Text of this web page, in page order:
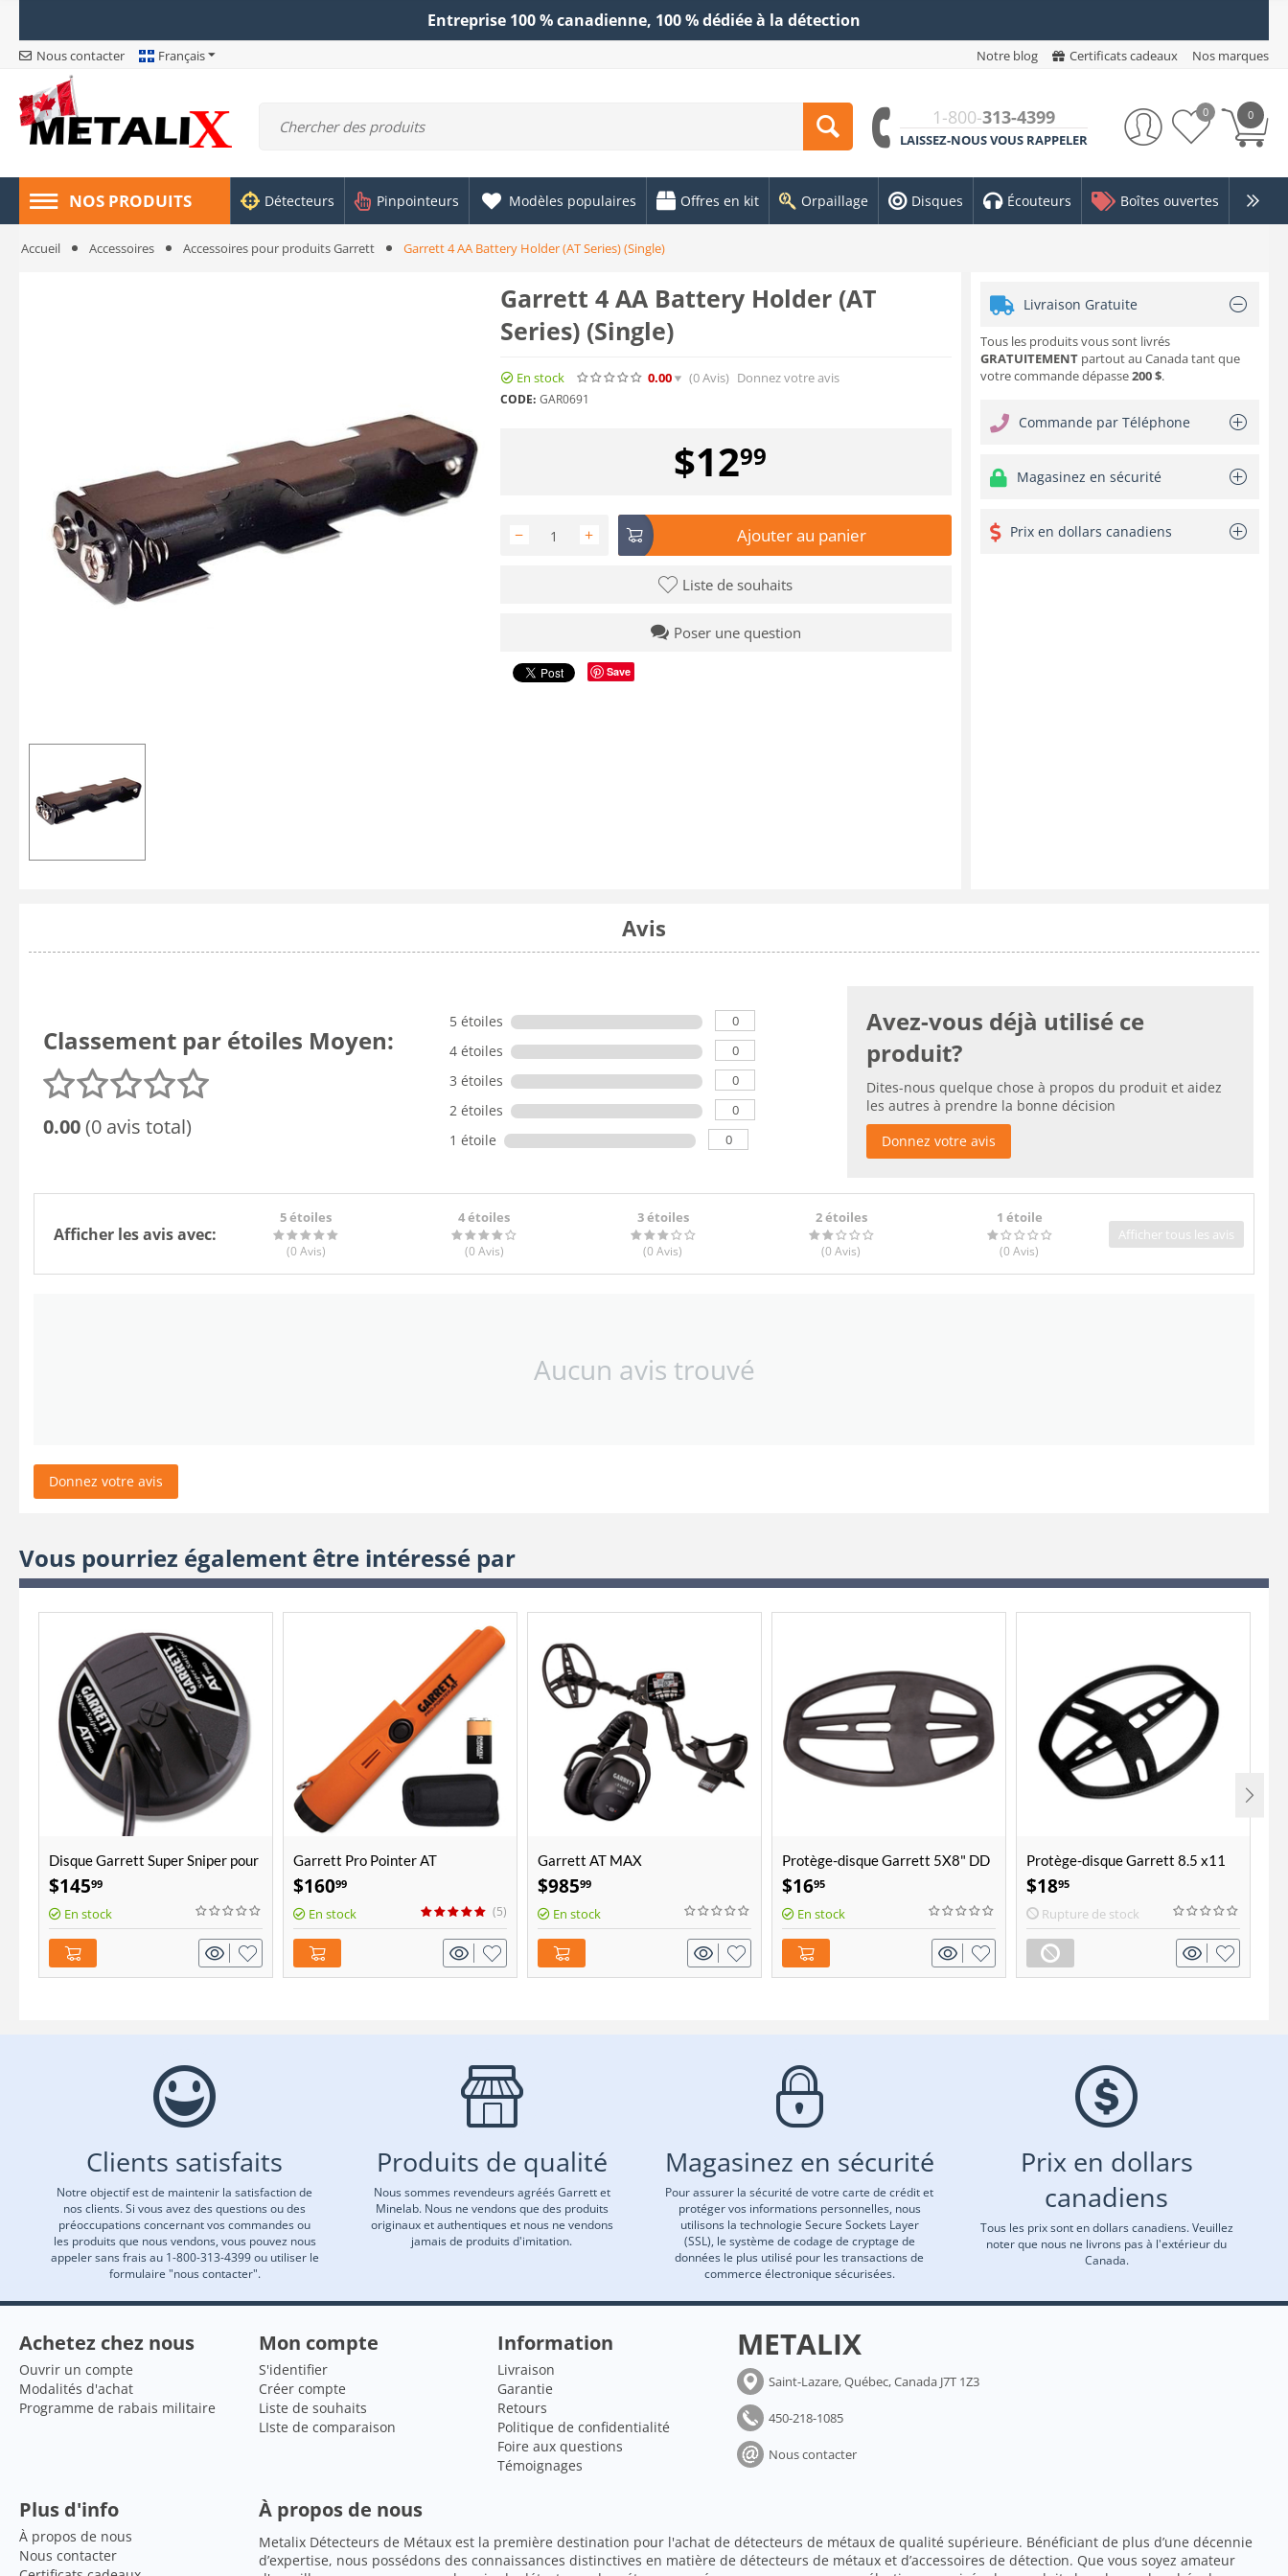
Entreprise 100 % canadienne, 100 % dédiée à la détection
Nous contacter Français Notre blog Certificats cadeaux Nos marques
1-800-313-4399
LAISSEZ-NOUS VOUS RAPPELER
0
0
NOS PRODUITS Détecteurs Pinpointeurs Modèles populaires Offres en kit Orpaillage Disques Écouteurs Boîtes ouvertes
Accueil Accessoires Accessoires pour produits Garrett Garrett 4 AA Battery Holder (AT Series) (Single)
Garrett 4 AA Battery Holder (AT
Series) (Single)
En stock 0.00 (0Avis) Donnez votre avis
CODE: GAR0691
$1299
+
− Ajouter au panier
Liste de souhaits
Poser une question
Save
Livraison Gratuite
Tous les produits vous sont livrés
GRATUITEMENT partout au Canada tant que
votre commande dépasse200 $.
Commande par Téléphone
Magasinez en sécurité
Prix en dollars canadiens
Avis
Classement par étoiles Moyen:
0.00(0 avis total)
5 étoiles 0
4 étoiles 0
3 étoiles 0
2 étoiles 0
1 étoile 0
Avez-vous déjà utilisé ce
produit?
Dites-nous quelque chose à propos du produit et aidez
les autres à prendre la bonne décision
Donnez votre avis
Afficher les avis avec:
5 étoiles
(0 Avis)
4 étoiles
(0 Avis)
3 étoiles
(0 Avis)
2 étoiles
(0 Avis)
1 étoile
(0 Avis)
Afficher tous les avis
Aucun avis trouvé
Donnez votre avis
Vous pourriez également être intéressé par
Disque Garrett Super Sniper pour
AT Pro / Gold 4.5''
$14599
En stock
Garrett Pro Pointer AT
$16099
En stock (5)
Garrett AT MAX
$98599
En stock
Protège-disque Garrett 5X8" DD
$1695
En stock
Protège-disque Garrett 8.5 x11
$1895
Rupture de stock
Clients satisfaits
Notre objectif est de maintenir la satisfaction de
nos clients. Si vous avez des questions ou des
préoccupations concernant vos commandes ou
les produits que nous vendons, vous pouvez nous
appeler sans frais au 1-800-313-4399 ou utiliser le
formulaire "nous contacter".
Produits de qualité
Nous sommes revendeurs agréés Garrett et
Minelab. Nous ne vendons que des produits
originaux et authentiques et nous ne vendons
jamais de produits d'imitation.
Magasinez en sécurité
Pour assurer la sécurité de votre carte de crédit et
protéger vos informations personnelles, nous
utilisons la technologie Secure Sockets Layer
(SSL), le système de codage de cryptage de
données le plus utilisé pour les transactions de
commerce électronique sécurisées.
Prix en dollars
canadiens
Tous les prix sont en dollars canadiens. Veuillez
noter que nous ne livrons pas à l'extérieur du
Canada.
Achetez chez nous
Ouvrir un compte
Modalités d'achat
Programme de rabais militaire
Mon compte
S'identifier
Créer compte
Liste de souhaits
LIste de comparaison
Information
Livraison
Garantie
Retours
Politique de confidentialité
Foire aux questions
Témoignages
METALIX
Saint-Lazare, Québec, Canada J7T 1Z3
450-218-1085
Nous contacter
Plus d'info
À propos de nous
Nous contacter
À propos de nous
Metalix Détecteurs de Métaux est la première destination pour l'achat de détecteurs de métaux de qualité supérieure. Bénéficiant de plus d’une décennie
d’expertise, nous possédons des connaissances distinctives en matière de détecteurs de métaux et d’accessoires de détection. Que vous soyez amateur